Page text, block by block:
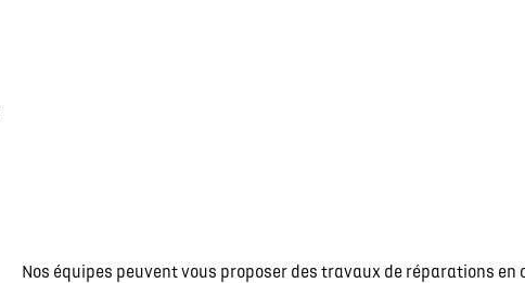
Nos équipes peuvent vous proposer des travaux de réparations en